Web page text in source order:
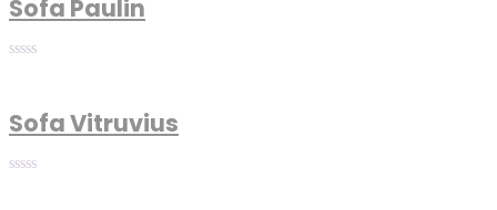
Sofa Paulin
Sofa Vitruvius